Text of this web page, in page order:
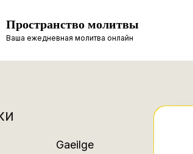
Пространство молитвы
Ваша ежедневная молитва онлайн
Gaeilge